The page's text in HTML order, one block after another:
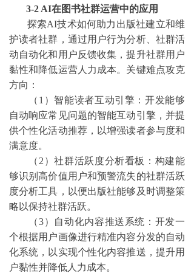
3-2 AI在图书社群运营中的应用
探索AI技术如何助力出版社建立和维
护读者社群，通过用户行为分析、社群活
动自动化和用户反馈收集，提升社群用户
黏性和降低运营人力成本。关键难点攻克
方向：
（ 1）智能读者互动引擎：开发能够
自动响应常见问题的智能互动引擎，并提
供个性化活动推荐，以增强读者参与度和
满意度。
（ 2）社群活跃度分析看板：构建能
够识别高价值用户和预警流失的社群活跃
度分析工具，以便出版社能够及时调整策
略以保持社群活跃。
（3）自动化内容推送系统：开发一
个根据用户画像进行精准内容分发的自动
化系统，以实现个性化内容推送，提升用
户黏性并降低人力成本。